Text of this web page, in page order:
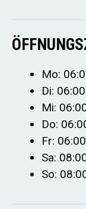
Mo:
Di:
Mi:
Do:
Fr:
Sa:
So: